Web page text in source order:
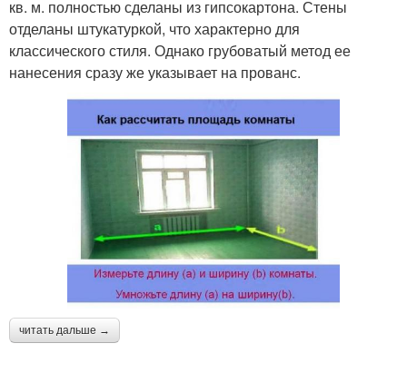
кв. м. полностью сделаны из гипсокартона. Стены
отделаны штукатуркой, что характерно для
классического стиля. Однако грубоватый метод ее
нанесения сразу же указывает на прованс.
читать дальше →